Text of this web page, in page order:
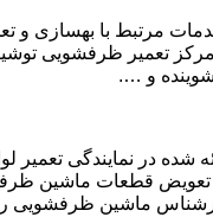
مرتبط با بهسازی
تعمیر ظرفشویی
و ….
در نمایندگی تعمیر
قطعات ماشین
ماشین ظرفشویی را